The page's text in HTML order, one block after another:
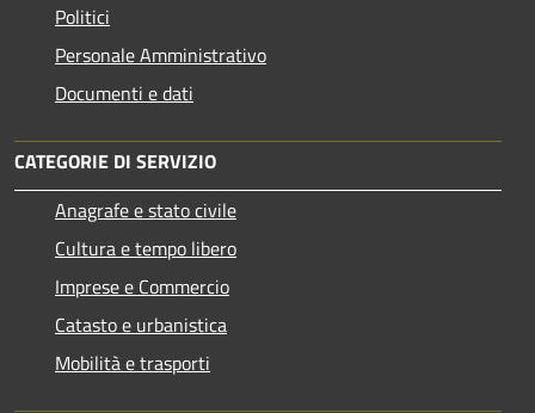
Politici
Personale Amministrativo
Documenti e dati
CATEGORIE DI SERVIZIO
Anagrafe e stato civile
Cultura e tempo libero
Imprese e Commercio
Catasto e urbanistica
Mobilità e trasporti